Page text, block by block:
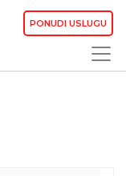
PONUDI USLUGU